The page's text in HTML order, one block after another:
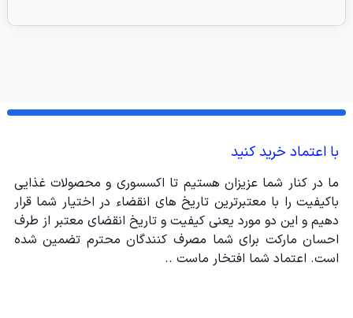
با اعتماد خرید کنید
ما در کنار شما عزیزان هستیم تا اکسسوری و محصولات غذایی
باکیفیت را با معتبرترین تاریخ های انقضاء در اختیار شما قرار
دهیم و این دو مورد یعنی کیفیت و تاریخ انقضای معتبر از طرف
احسان مارکت برای شما مصرف کنندگان محترم تضمین شده
است. اعتماد شما افتخار ماست ..